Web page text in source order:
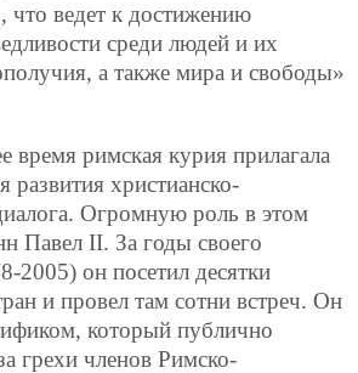
что ведет к достижению
среди людей и их
а также мира и свободы»
время римская курия прилагала
развития христианско-
Огромную роль в этом
Павел II. За годы своего
2005) он посетил десятки
и провел там сотни встреч. Он
который публично
грехи членов Римско-